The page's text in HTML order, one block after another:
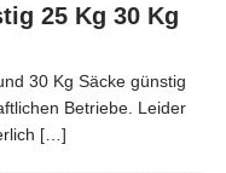
25 Kg 30 Kg
30 Kg Säcke günstig
Betriebe. Leider
[…]